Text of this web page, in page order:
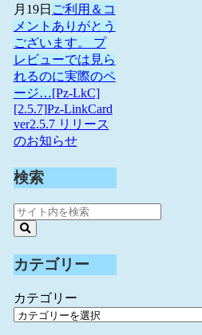
月19日 ご利用＆コ
メントありがとう
ございます。 プ
レビューでは見ら
れるのに実際のペ
ージ…[Pz-LkC]
[2.5.7]Pz-LinkCard
ver2.5.7 リリース
のお知らせ
検索
カテゴリー
カテゴリー